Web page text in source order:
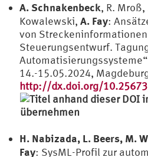
A. Schnakenbeck, R.
Kowalewski, A. Fay:
von
Steuerungsentwurf.
Automatisierungssysteme“
14.-15.05.2024,
http://dx.doi.org/
H. Nabizada, L. Beers, M.
Fay: SysML-Profil zur